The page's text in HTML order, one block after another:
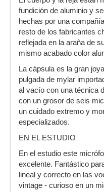
fundición de aluminio y
hechas por una
resto de los fabricantes
reflejada en la araña de
mismo acabado color
La cápsula es la gran
pulgada de mylar
al vacío con una técnica
con un grosor de seis
un cuidado extremo y
especializados.
EN EL ESTUDIO
En el estudio este
excelente. Fantástico
lineal y correcto en las
vintage - curioso en un